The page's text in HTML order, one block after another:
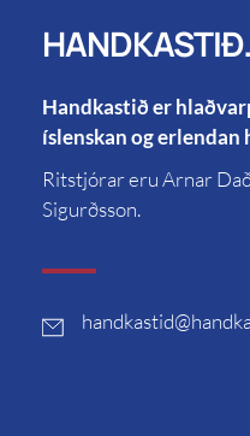
Handkastið er
íslenskan og erlendan
Ritstjórar eru Arnar
Sigurðsson.
handkastid